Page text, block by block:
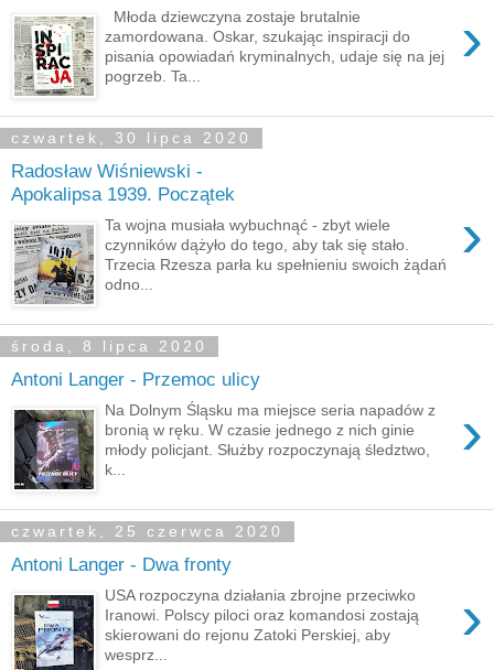
›
Młoda dziewczyna zostaje brutalnie
zamordowana. Oskar, szukając inspiracji do
pisania opowiadań kryminalnych, udaje się na jej
pogrzeb. Ta...
czwartek, 30 lipca 2020
Radosław Wiśniewski -
Apokalipsa 1939. Początek
›
Ta wojna musiała wybuchnąć - zbyt wiele
czynników dążyło do tego, aby tak się stało.
Trzecia Rzesza parła ku spełnieniu swoich żądań
odno...
środa, 8 lipca 2020
Antoni Langer - Przemoc ulicy
›
Na Dolnym Śląsku ma miejsce seria napadów z
bronią w ręku. W czasie jednego z nich ginie
młody policjant. Służby rozpoczynają śledztwo,
k...
czwartek, 25 czerwca 2020
Antoni Langer - Dwa fronty
›
USA rozpoczyna działania zbrojne przeciwko
Iranowi. Polscy piloci oraz komandosi zostają
skierowani do rejonu Zatoki Perskiej, aby
wesprz...